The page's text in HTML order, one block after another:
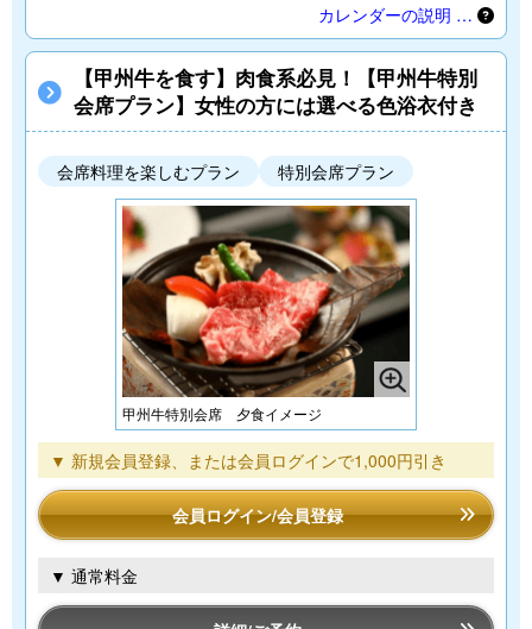
カレンダーの説明 …
【甲州牛を食す】肉食系必見！【甲州牛特別
会席プラン】女性の方には選べる色浴衣付き
会席料理を楽しむプラン 特別会席プラン
甲州牛特別会席 夕食イメージ
▼ 新規会員登録、または会員ログインで1,000円引き
会員ログイン/会員登録
▼ 通常料金